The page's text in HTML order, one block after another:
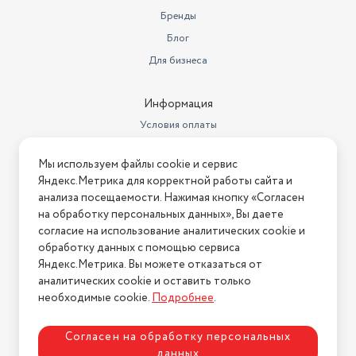
подарка
маме
0.25
Высота товара в упаковке, в
метрах
0.13
Объем товара в упаковке, в
литрах
8.125
Повод
8 марта
Материал посуды
Литой алюминий
Страна производства
Россия
Гарантийный срок
1 год
Бренды
Блог
Для бизнеса
Информация
Условия оплаты
Условия возврата
Нашли ошибку на сайте? Напишите нам
2026 © Интернет-магазин "АстМаркет". У нас есть всё!
Политика конфиденциальности
Мы используем файлы cookie и сервис
Яндекс.Метрика для корректной работы сайта и
анализа посещаемости. Нажимая кнопку «Согласен
на обработку персональных данных», Вы даете
согласие на использование аналитических cookie и
обработку данных с помощью сервиса
Яндекс.Метрика. Вы можете отказаться от
аналитических cookie и оставить только
необходимые cookie.Подробнее.
Согласен на обработку персональных